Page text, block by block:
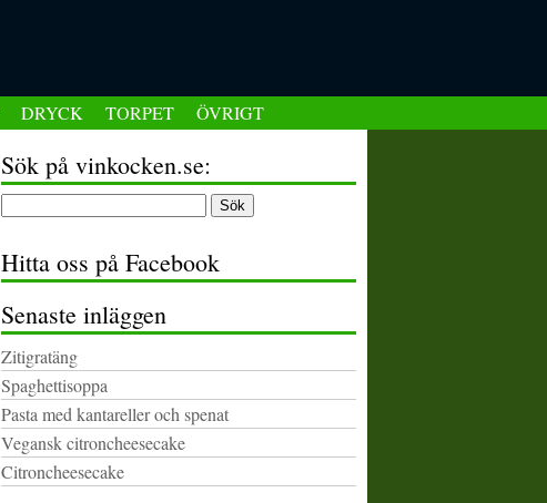
DRYCK TORPET ÖVRIGT
Sök på vinkocken.se:
Hitta oss på Facebook
Senaste inläggen
Zitigratäng
Spaghettisoppa
Pasta med kantareller och spenat
Vegansk citroncheesecake
Citroncheesecake